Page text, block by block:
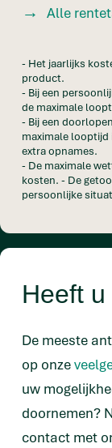
Alle
- Het jaarlijks
product.
- Bij een
de maximale
- Bij een
maximale looptijd
extra opnames.
- De maximale
kosten. - De
persoonlijke
Heeft
De meeste
op onze
uw
doornemen?
contact met